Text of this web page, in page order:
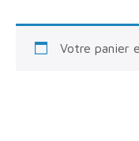
Votre panier